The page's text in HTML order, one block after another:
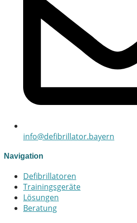
info@defibrillator.bayern
Navigation
Defibrillatoren
Trainingsgeräte
Lösungen
Beratung